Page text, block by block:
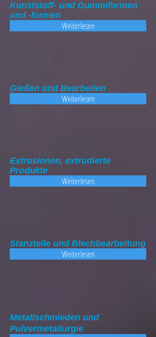
Kunststoff- und Gummiformen
und -formen
Weiterlesen
Gießen und Bearbeiten
Weiterlesen
Extrusionen, extrudierte
Produkte
Weiterlesen
Stanzteile und Blechbearbeitung
Weiterlesen
Metallschmieden und
Pulvermetallurgie